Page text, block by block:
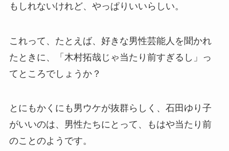
もしれないけれど、やっぱりいいらしい。
これって、たとえば、好きな男性芸能人を聞かれ
たときに、「木村拓哉じゃ当たり前すぎるし」っ
てところでしょうか？
とにもかくにも男ウケが抜群らしく、石田ゆり子
がいいのは、男性たちにとって、もはや当たり前
のことのようです。